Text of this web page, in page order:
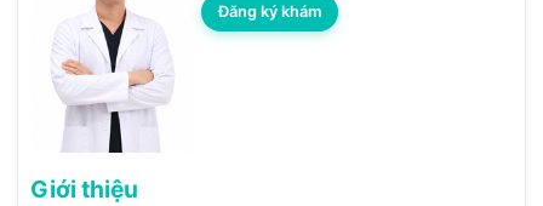
Đăng ký khám
Giới thiệu